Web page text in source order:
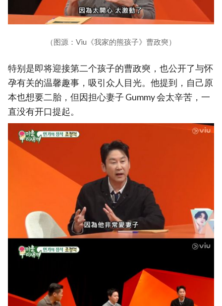
（图源：Viu《我家的熊孩子》曹政奭）
特别是即将迎接第二个孩子的曹政奭，也公开了与怀
孕有关的温馨趣事，吸引众人目光。他提到，自己原
本也想要二胎，但因担心妻子 Gummy 会太辛苦，一
直没有开口提起。